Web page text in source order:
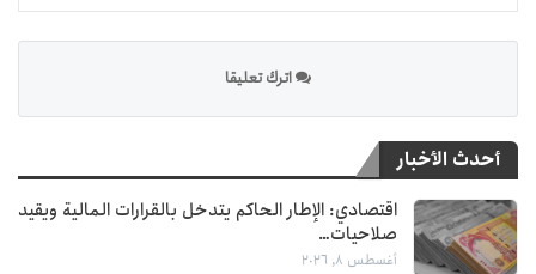
اترك تعليقا
أحدث الأخبار
اقتصادي: الإطار الحاكم يتدخل بالقرارات المالية ويقيد
صلاحيات…
أغسطس 8, 2026